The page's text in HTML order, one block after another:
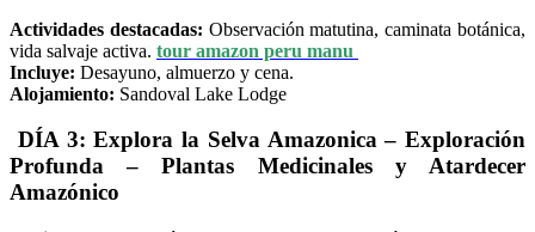
Actividades destacadas: Observación matutina, caminata botánica,
vida salvaje activa. tour amazon peru manu
Incluye: Desayuno, almuerzo y cena.
Alojamiento: Sandoval Lake Lodge
DÍA 3: Explora la Selva Amazonica – Exploración
Profunda – Plantas Medicinales y Atardecer
Amazónico